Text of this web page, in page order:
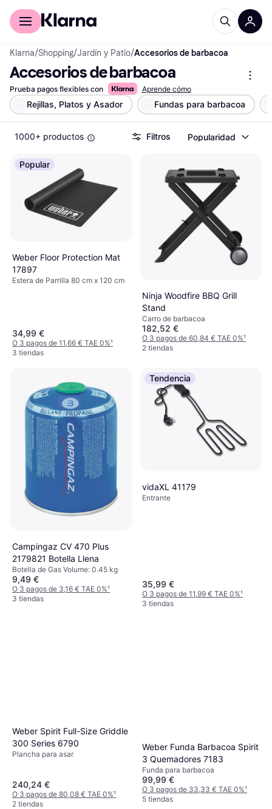
Comprar con Klarna
Klarna/Shopping/Jardín y Patio/Accesorios de barbacoa
Accesorios de barbacoa
Prueba pagos flexibles con Aprende cómo
Rejillas, Platos y Asador Fundas para barbacoa
1000+ productos Filtros Popularidad
Popular
Weber Floor Protection Mat
17897
Estera de Parrilla 80 cm x 120 cm
34,99 €
O 3 pagos de 11,66 € TAE 0%¹
3 tiendas
Ninja Woodfire BBQ Grill
Stand
Carro de barbacoa
182,52 €
O 3 pagos de 60,84 € TAE 0%¹
2 tiendas
Campingaz CV 470 Plus
2179821 Botella Llena
Botella de Gas Volume: 0.45 kg
9,49 €
O 3 pagos de 3,16 € TAE 0%¹
3 tiendas
Tendencia
vidaXL 41179
Entrante
35,99 €
O 3 pagos de 11,99 € TAE 0%¹
3 tiendas
Weber Spirit Full-Size Griddle
300 Series 6790
Plancha para asar
240,24 €
O 3 pagos de 80,08 € TAE 0%¹
2 tiendas
Weber Funda Barbacoa Spirit
3 Quemadores 7183
Funda para barbacoa
99,99 €
O 3 pagos de 33,33 € TAE 0%¹
5 tiendas